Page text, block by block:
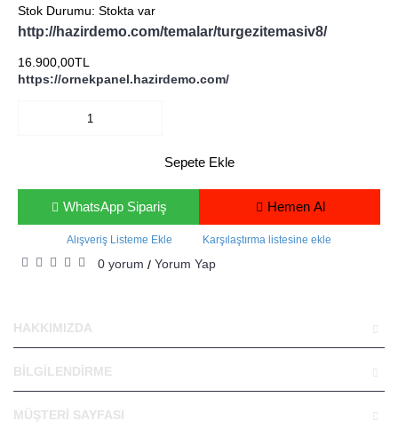
Stok Durumu: Stokta var
http://hazirdemo.com/temalar/turgezitemasiv8/
16.900,00TL
https://ornekpanel.hazirdemo.com/
Sepete Ekle
Hemen Al
WhatsApp Sipariş
Alışveriş Listeme Ekle Karşılaştırma listesine ekle
0 yorum / Yorum Yap
HAKKIMIZDA
BİLGİLENDİRME
MÜŞTERİ SAYFASI